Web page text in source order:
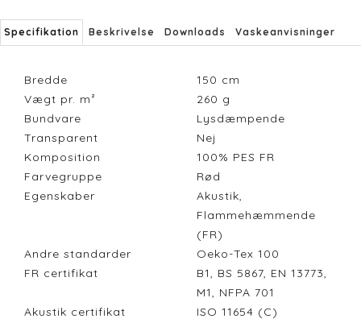
Specifikation Beskrivelse Downloads Vaskeanvisninger
Bredde 150 cm
Vægt pr. m²
260 g
Bundvare
Lysdæmpende
Transparent
Nej
Komposition
100% PES FR
Farvegruppe
Rød
Egenskaber
Akustik,
Flammehæmmende
(FR)
Andre standarder
Oeko-Tex 100
FR certifikat
B1, BS 5867, EN 13773,
M1, NFPA 701
Akustik certifikat
ISO 11654 (C)